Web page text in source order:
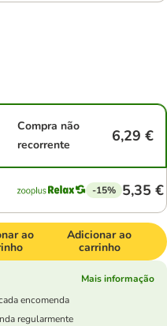
Compra não
recorrente
6,29 €
-15% 5,35 €
ao
Adicionar ao
carrinho
Mais informação
encomenda
regularmente